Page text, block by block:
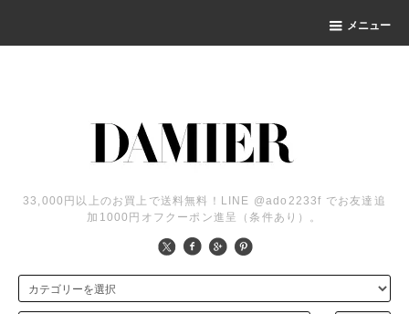
メニュー
33,000円以上のお買上で送料無料！LINE @ado2233f でお友達追
加1000円オフクーポン進呈（条件あり）。